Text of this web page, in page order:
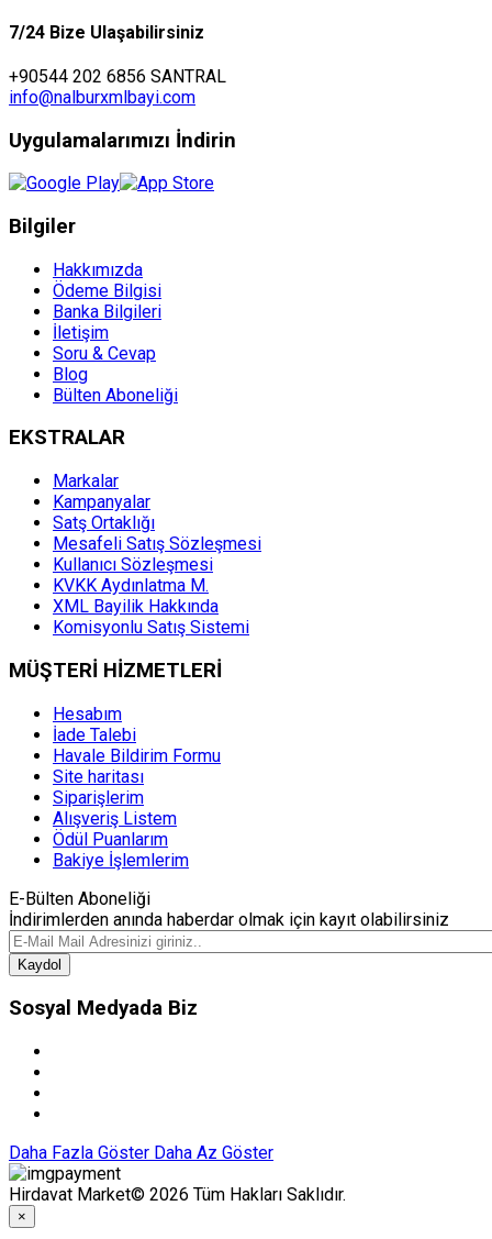
7/24 Bize Ulaşabilirsiniz
+90544 202 6856 SANTRAL
info@nalburxmlbayi.com
Uygulamalarımızı İndirin
Bilgiler
Hakkımızda
Ödeme Bilgisi
Banka Bilgileri
İletişim
Soru & Cevap
Blog
Bülten Aboneliği
EKSTRALAR
Markalar
Kampanyalar
Satş Ortaklığı
Mesafeli Satış Sözleşmesi
Kullanıcı Sözleşmesi
KVKK Aydınlatma M.
XML Bayilik Hakkında
Komisyonlu Satış Sistemi
MÜŞTERİ HİZMETLERİ
Hesabım
İade Talebi
Havale Bildirim Formu
Site haritası
Siparişlerim
Alışveriş Listem
Ödül Puanlarım
Bakiye İşlemlerim
E-Bülten Aboneliği
İndirimlerden anında haberdar olmak için kayıt olabilirsiniz
Kaydol
Sosyal Medyada Biz
Daha Fazla Göster Daha Az Göster
Hirdavat Market© 2026 Tüm Hakları Saklıdır.
×